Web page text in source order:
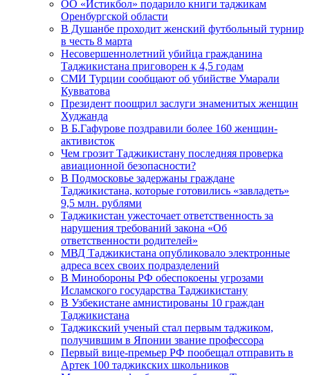
ОО «Истикбол» подарило книги таджикам
Оренбургской области
В Душанбе проходит женский футбольный турнир
в честь 8 марта
Несовершеннолетний убийца гражданина
Таджикистана приговорен к 4,5 годам
СМИ Турции сообщают об убийстве Умарали
Кувватова
Президент поощрил заслуги знаменитых женщин
Худжанда
В Б.Гафурове поздравили более 160 женщин-
активисток
Чем грозит Таджикистану последняя проверка
авиационной безопасности?
В Подмосковье задержаны граждане
Таджикистана, которые готовились «завладеть»
9,5 млн. рублями
Таджикистан ужесточает ответственность за
нарушения требований закона «Об
ответственности родителей»
МВД Таджикистана опубликовало электронные
адреса всех своих подразделений
В Минобороны РФ обеспокоены угрозами
Исламского государства Таджикистану
В Узбекистане амнистированы 10 граждан
Таджикистана
Таджикский ученый стал первым таджиком,
получившим в Японии звание профессора
Первый вице-премьер РФ пообещал отправить в
Артек 100 таджикских школьников